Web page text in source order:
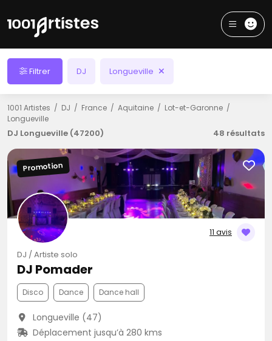
Filtrer DJ Longueville
1001 Artistes DJ France Aquitaine
Lot-et-Garonne
Longueville
DJ Longueville (47200) 48 résultats
11 avis
Promotion
DJ / Artiste solo
DJ Pomader
Disco Dance Dance hall
Longueville (47)
Déplacement jusqu’à 280 kms